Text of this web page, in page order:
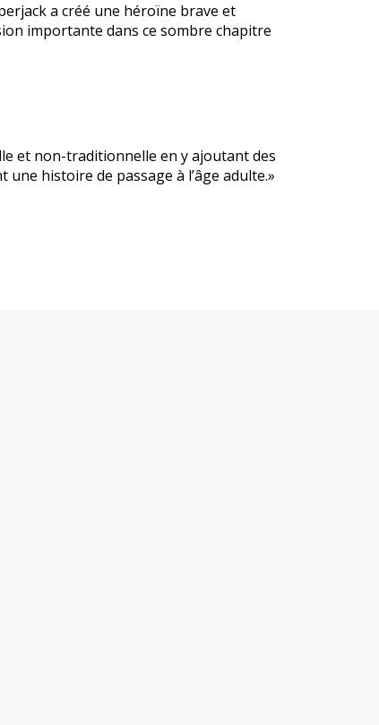
a créé une héroïne brave et
importante dans ce sombre chapitre
et non-traditionnelle en y ajoutant des
histoire de passage à l’âge adulte.»